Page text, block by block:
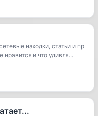
находки, статьи и пр
нравится и что удивля...